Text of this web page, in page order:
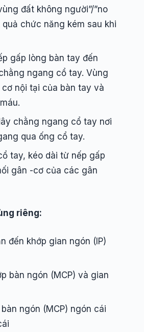
đất không người”/”no
quả chức năng kém sau khi
gấp lòng bàn tay đến
ngang cổ tay. Vùng
nội tại của bàn tay và
chằng ngang cổ tay nơi
qua ống cổ tay.
tay, kéo dài từ nếp gấp
gân -cơ của các gân
riêng:
đến khớp gian ngón (IP)
bàn ngón (MCP) và gian
ngón (MCP) ngón cái